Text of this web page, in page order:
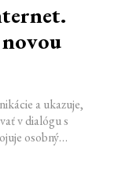
a ukazuje,
v dialógu s
osobný
Zároveň